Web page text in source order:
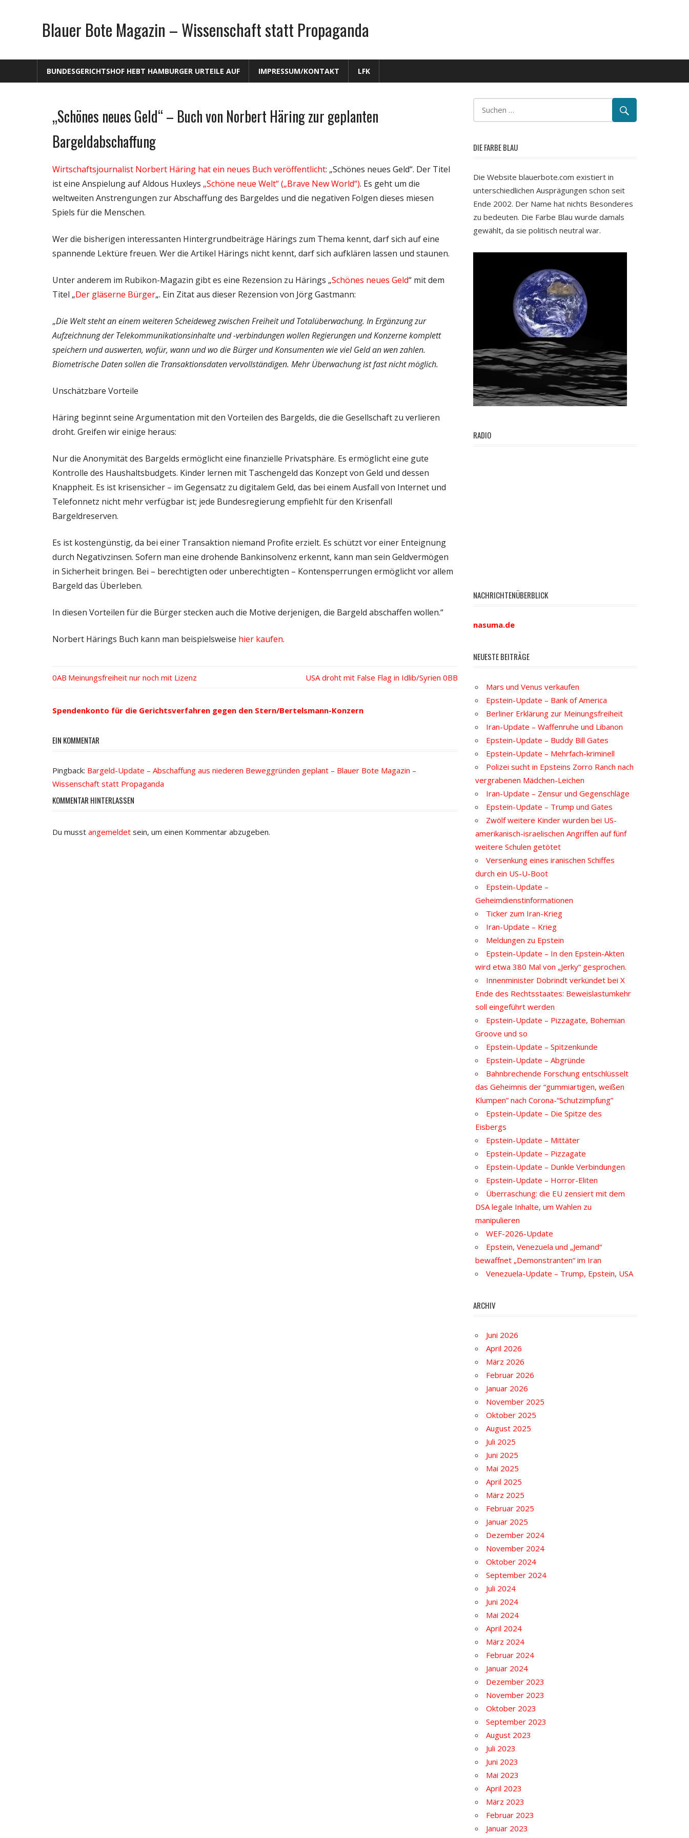
Blauer Bote Magazin – Wissenschaft statt Propaganda
BUNDESGERICHTSHOF HEBT HAMBURGER URTEILE AUF IMPRESSUM/KONTAKT LFK
Gesellschaft
Politik
Wirtschaft
Wissenschaft
„Schönes neues Geld“ – Buch von Norbert Häring zur geplanten
Bargeldabschaffung
Wirtschaftsjournalist Norbert Häring hat ein neues Buch veröffentlicht: „Schönes neues Geld“. Der Titel
ist eine Anspielung auf Aldous Huxleys „Schöne neue Welt“ („Brave New World“). Es geht um die
weltweiten Anstrengungen zur Abschaffung des Bargeldes und die negativen Folgen dieses miesen
Spiels für die Menschen.
Wer die bisherigen interessanten Hintergrundbeiträge Härings zum Thema kennt, darf sich auf eine
spannende Lektüre freuen. Wer die Artikel Härings nicht kennt, darf sich aufklären lassen und staunen.
Unter anderem im Rubikon-Magazin gibt es eine Rezension zu Härings „Schönes neues Geld“ mit dem
Titel „Der gläserne Bürger„. Ein Zitat aus dieser Rezension von Jörg Gastmann:
„Die Welt steht an einem weiteren Scheideweg zwischen Freiheit und Totalüberwachung. In Ergänzung zur
Aufzeichnung der Telekommunikationsinhalte und -verbindungen wollen Regierungen und Konzerne komplett
speichern und auswerten, wofür, wann und wo die Bürger und Konsumenten wie viel Geld an wen zahlen.
Biometrische Daten sollen die Transaktionsdaten vervollständigen. Mehr Überwachung ist fast nicht möglich.
Unschätzbare Vorteile
Häring beginnt seine Argumentation mit den Vorteilen des Bargelds, die die Gesellschaft zu verlieren
droht. Greifen wir einige heraus:
Nur die Anonymität des Bargelds ermöglicht eine finanzielle Privatsphäre. Es ermöglicht eine gute
Kontrolle des Haushaltsbudgets. Kinder lernen mit Taschengeld das Konzept von Geld und dessen
Knappheit. Es ist krisensicher – im Gegensatz zu digitalem Geld, das bei einem Ausfall von Internet und
Telefonnetz nicht mehr verfügbar ist; jede Bundesregierung empfiehlt für den Krisenfall
Bargeldreserven.
Es ist kostengünstig, da bei einer Transaktion niemand Profite erzielt. Es schützt vor einer Enteignung
durch Negativzinsen. Sofern man eine drohende Bankinsolvenz erkennt, kann man sein Geldvermögen
in Sicherheit bringen. Bei – berechtigten oder unberechtigten – Kontensperrungen ermöglicht vor allem
Bargeld das Überleben.
In diesen Vorteilen für die Bürger stecken auch die Motive derjenigen, die Bargeld abschaffen wollen.“
Norbert Härings Buch kann man beispielsweise hier kaufen.
Navigation
Vorheriger
Meinungsfreiheit nur noch mit Lizenz
Nächster
USA droht mit False Flag in Idlib/Syrien
Spendenkonto für die Gerichtsverfahren gegen den Stern/Bertelsmann-Konzern
EIN KOMMENTAR
Pingback: Bargeld-Update – Abschaffung aus niederen Beweggründen geplant – Blauer Bote Magazin –
Wissenschaft statt Propaganda
KOMMENTAR HINTERLASSEN
Du musst angemeldet sein, um einen Kommentar abzugeben.
DIE FARBE BLAU
Die Website blauerbote.com existiert in
unterschiedlichen Ausprägungen schon seit
Ende 2002. Der Name hat nichts Besonderes
zu bedeuten. Die Farbe Blau wurde damals
gewählt, da sie politisch neutral war.
RADIO
NACHRICHTENÜBERBLICK
nasuma.de
NEUESTE BEITRÄGE
Mars und Venus verkaufen
Epstein-Update – Bank of America
Berliner Erklärung zur Meinungsfreiheit
Iran-Update – Waffenruhe und Libanon
Epstein-Update – Buddy Bill Gates
Epstein-Update – Mehrfach-kriminell
Polizei sucht in Epsteins Zorro Ranch nach
vergrabenen Mädchen-Leichen
Iran-Update – Zensur und Gegenschläge
Epstein-Update – Trump und Gates
Zwölf weitere Kinder wurden bei US-
amerikanisch-israelischen Angriffen auf fünf
weitere Schulen getötet
Versenkung eines iranischen Schiffes
durch ein US-U-Boot
Epstein-Update –
Geheimdienstinformationen
Ticker zum Iran-Krieg
Iran-Update – Krieg
Meldungen zu Epstein
Epstein-Update – In den Epstein-Akten
wird etwa 380 Mal von „Jerky“ gesprochen.
Innenminister Dobrindt verkündet bei X
Ende des Rechtsstaates: Beweislastumkehr
soll eingeführt werden
Epstein-Update – Pizzagate, Bohemian
Groove und so
Epstein-Update – Spitzenkunde
Epstein-Update – Abgründe
Bahnbrechende Forschung entschlüsselt
das Geheimnis der “gummiartigen, weißen
Klumpen” nach Corona-“Schutzimpfung”
Epstein-Update – Die Spitze des
Eisbergs
Epstein-Update – Mittäter
Epstein-Update – Pizzagate
Epstein-Update – Dunkle Verbindungen
Epstein-Update – Horror-Eliten
Überraschung: die EU zensiert mit dem
DSA legale Inhalte, um Wahlen zu
manipulieren
WEF-2026-Update
Epstein, Venezuela und „Jemand“
bewaffnet „Demonstranten“ im Iran
Venezuela-Update – Trump, Epstein, USA
ARCHIV
Juni 2026
April 2026
März 2026
Februar 2026
Januar 2026
November 2025
Oktober 2025
August 2025
Juli 2025
Juni 2025
Mai 2025
April 2025
März 2025
Februar 2025
Januar 2025
Dezember 2024
November 2024
Oktober 2024
September 2024
Juli 2024
Juni 2024
Mai 2024
April 2024
März 2024
Februar 2024
Januar 2024
Dezember 2023
November 2023
Oktober 2023
September 2023
August 2023
Juli 2023
Juni 2023
Mai 2023
April 2023
März 2023
Februar 2023
Januar 2023